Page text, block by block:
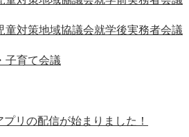
対策地域協議会就学後実務者会議
育て会議
リの配信が始まりました！